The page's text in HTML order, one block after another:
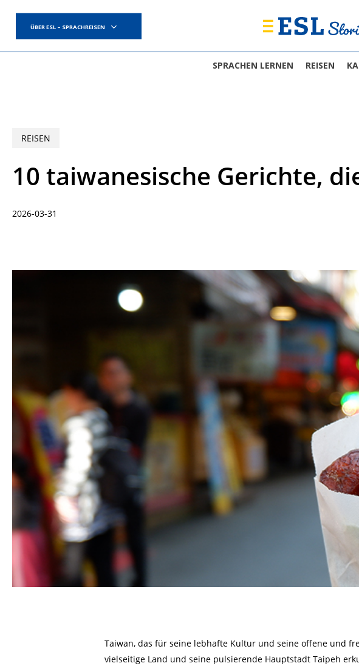
main
content
Hit enter to search or ESC to close
ÜBER ESL – SPRACHREISEN
SPRACHEN LERNEN REISEN
REISEN
10 taiwanesische Gerichte,
2026-03-31
Taiwan, das für seine lebhafte Kultur und seine offene und
vielseitige Land und seine pulsierende Hauptstadt Taipeh